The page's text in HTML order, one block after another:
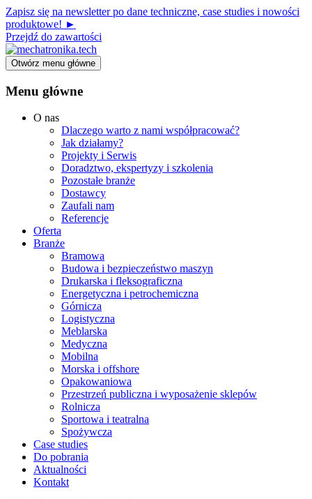
Zapisz się na newsletter po dane techniczne, case studies i nowości
produktowe! ►
Przejdź do zawartości
Otwórz menu główne
Menu główne
O nas
Dlaczego warto z nami współpracować?
Jak działamy?
Projekty i Serwis
Doradztwo, ekspertyzy i szkolenia
Pozostałe branże
Dostawcy
Zaufali nam
Referencje
Oferta
Branże
Bramowa
Budowa i bezpieczeństwo maszyn
Drukarska i fleksograficzna
Energetyczna i petrochemiczna
Górnicza
Logistyczna
Meblarska
Medyczna
Mobilna
Morska i offshore
Opakowaniowa
Przestrzeń publiczna i wyposażenie sklepów
Rolnicza
Sportowa i teatralna
Spożywcza
Case studies
Do pobrania
Aktualności
Kontakt